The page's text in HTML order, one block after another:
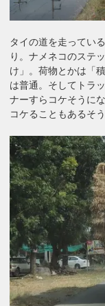
タイの道を走ってい
り。ナメネコのステ
け」。荷物とかは「
は普通。そしてトラ
ナーすらコケそうに
コケることもあるそう